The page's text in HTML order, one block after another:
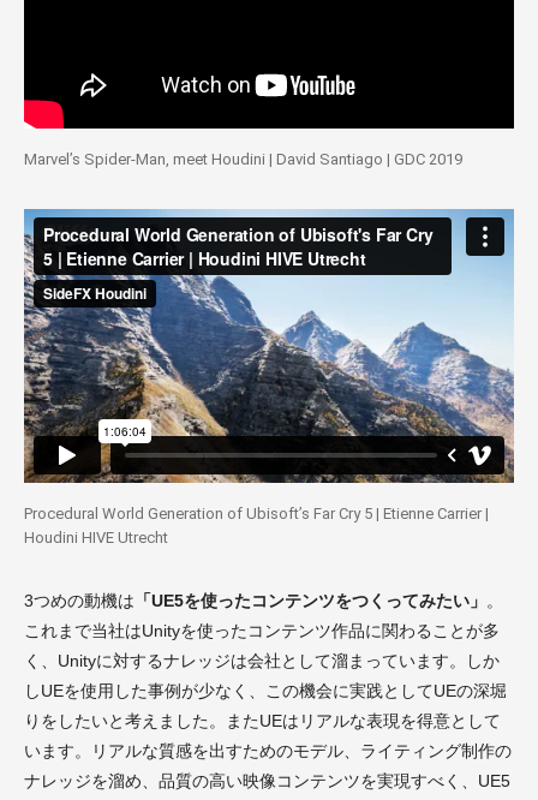
Marvel’s Spider-Man, meet Houdini | David Santiago | GDC 2019
Procedural World Generation of Ubisoft’s Far Cry 5 | Etienne Carrier |
Houdini HIVE Utrecht
3つめの動機は 「UE5を使ったコンテンツをつくってみたい」 。
これまで当社はUnityを使ったコンテンツ作品に関わることが多
く、Unityに対するナレッジは会社として溜まっています。しか
しUEを使用した事例が少なく、この機会に実践としてUEの深堀
りをしたいと考えました。またUEはリアルな表現を得意として
います。リアルな質感を出すためのモデル、ライティング制作の
ナレッジを溜め、品質の高い映像コンテンツを実現すべく、UE5